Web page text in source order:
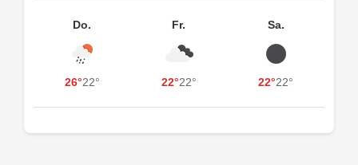
Do.
26°22°
Fr.
22°22°
Sa.
22°22°